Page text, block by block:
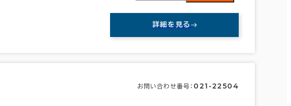
詳細を見る
お問い合わせ番号： 021-22504